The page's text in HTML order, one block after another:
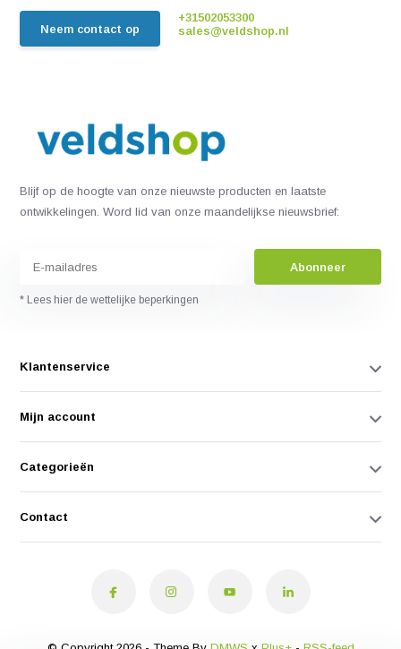
Neem contact op
+31502053300
sales@veldshop.nl
Blijf op de hoogte van onze nieuwste producten en laatste
ontwikkelingen. Word lid van onze maandelijkse nieuwsbrief:
Abonneer
* Lees hier de wettelijke beperkingen
Klantenservice
Mijn account
Categorieën
Contact